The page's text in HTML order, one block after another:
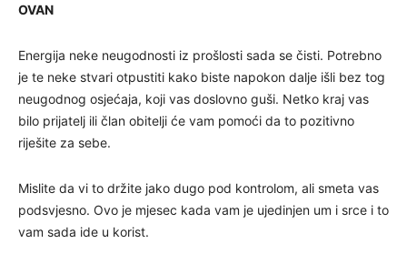
OVAN
Energija neke neugodnosti iz prošlosti sada se čisti. Potrebno
je te neke stvari otpustiti kako biste napokon dalje išli bez tog
neugodnog osjećaja, koji vas doslovno guši. Netko kraj vas
bilo prijatelj ili član obitelji će vam pomoći da to pozitivno
riješite za sebe.
Mislite da vi to držite jako dugo pod kontrolom, ali smeta vas
podsvjesno. Ovo je mjesec kada vam je ujedinjen um i srce i to
vam sada ide u korist.